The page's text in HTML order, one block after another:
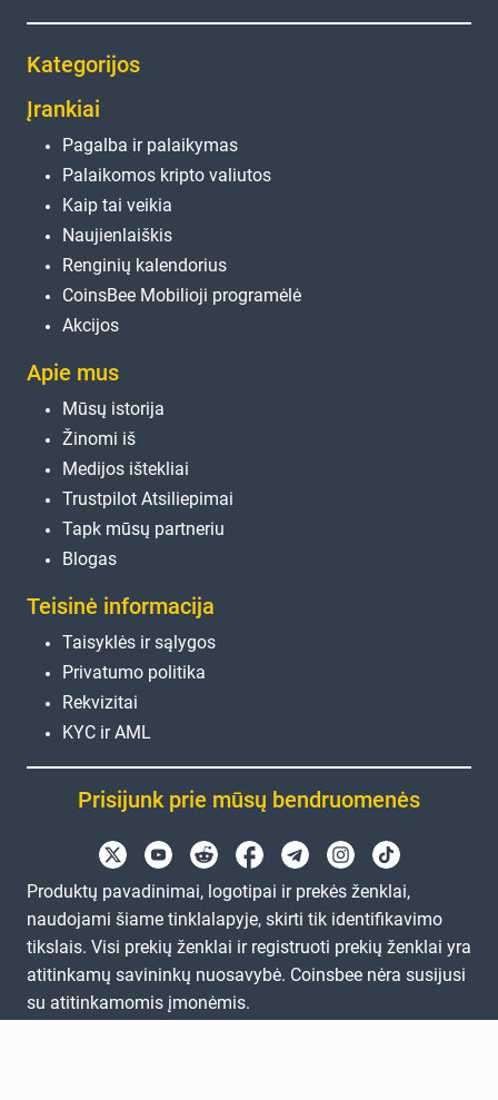
Kategorijos
Įrankiai
Pagalba ir palaikymas
Palaikomos kripto valiutos
Kaip tai veikia
Naujienlaiškis
Renginių kalendorius
CoinsBee Mobilioji programėlė
Akcijos
Apie mus
Mūsų istorija
Žinomi iš
Medijos ištekliai
Trustpilot Atsiliepimai
Tapk mūsų partneriu
Blogas
Teisinė informacija
Taisyklės ir sąlygos
Privatumo politika
Rekvizitai
KYC ir AML
Prisijunk prie mūsų bendruomenės
Produktų pavadinimai, logotipai ir prekės ženklai,
naudojami šiame tinklalapyje, skirti tik identifikavimo
tikslais. Visi prekių ženklai ir registruoti prekių ženklai yra
atitinkamų savininkų nuosavybė. Coinsbee nėra susijusi
su atitinkamomis įmonėmis.